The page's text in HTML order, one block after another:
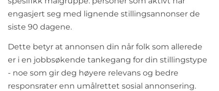
engasjert seg med lignende stillingsannonser de
siste 90 dagene.
Dette betyr at annonsen din når folk som allerede
er i en jobbsøkende tankegang for din stillingstype
- noe som gir deg høyere relevans og bedre
responsrater enn umålrettet sosial annonsering.